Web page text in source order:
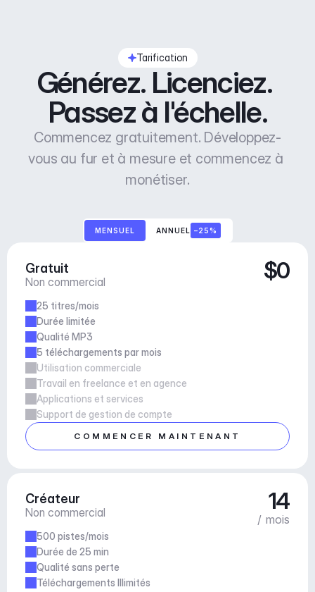
Tarification
Générez. Licenciez.
Passez à l'échelle.
Commencez gratuitement. Développez-
vous au fur et à mesure et commencez à
monétiser.
MENSUEL ANNUEL –25%
Gratuit
Non commercial $0
25 titres/mois
Durée limitée
Qualité MP3
5 téléchargements par mois
Utilisation commerciale
Travail en freelance et en agence
Applications et services
Support de gestion de compte
COMMENCER MAINTENANT
Créateur
Non commercial 14
/ mois
500 pistes/mois
Durée de 25 min
Qualité sans perte
Téléchargements Illimités